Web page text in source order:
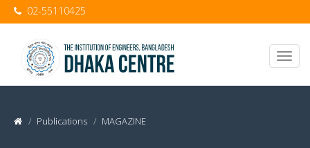
02-55110425
Publications MAGAZINE